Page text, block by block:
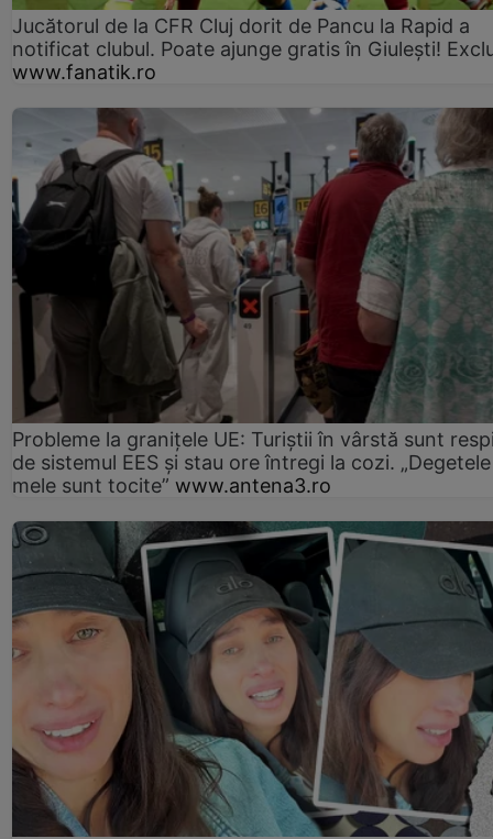
Jucătorul de la CFR Cluj dorit de Pancu la Rapid a
notificat clubul. Poate ajunge gratis în Giulești!
www.fanatik.ro
Probleme la granițele UE: Turiștii în vârstă sunt
de sistemul EES și stau ore întregi la cozi. „Degetele
mele sunt tocite” www.antena3.ro